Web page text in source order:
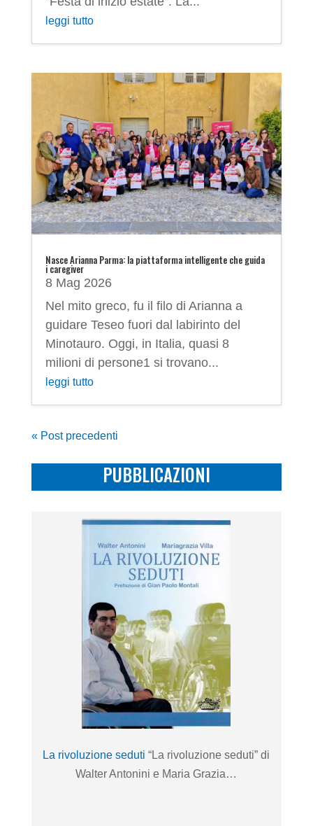
leggi tutto
Nasce Arianna Parma: la piattaforma intelligente che guida
i caregiver
8 Mag 2026
Nel mito greco, fu il filo di Arianna a
guidare Teseo fuori dal labirinto del
Minotauro. Oggi, in Italia, quasi 8
milioni di persone1 si trovano...
leggi tutto
« Post precedenti
PUBBLICAZIONI
La rivoluzione seduti“La rivoluzione seduti” di
Walter Antonini e Maria Grazia…